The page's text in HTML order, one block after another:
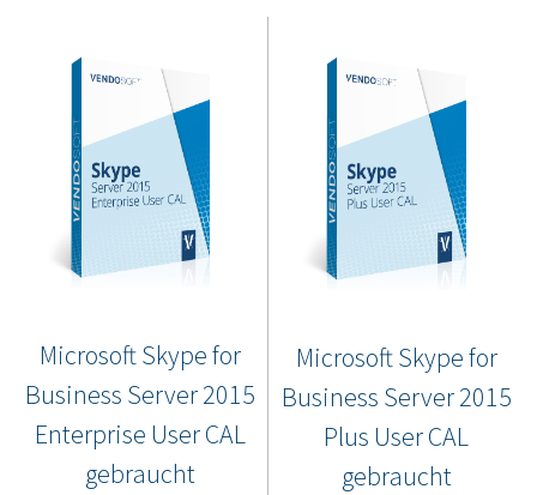
Microsoft Skype for
Business Server 2015
Enterprise User CAL
gebraucht
Microsoft Skype for
Business Server 2015
Plus User CAL
gebraucht